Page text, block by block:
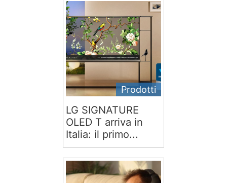
Prodotti
LG SIGNATURE
OLED T arriva in
Italia: il primo...